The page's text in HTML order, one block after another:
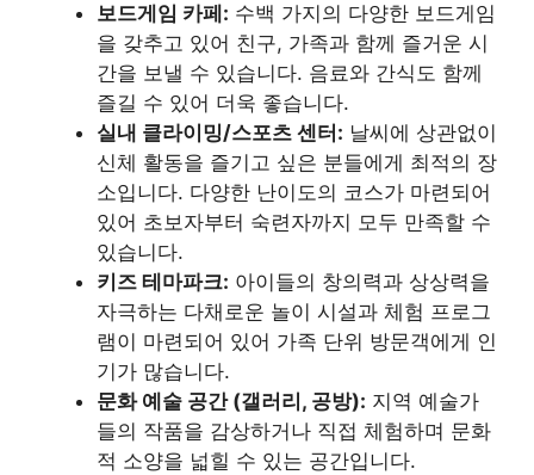
보드게임 카페: 수백 가지의 다양한 보드게임
을 갖추고 있어 친구, 가족과 함께 즐거운 시
간을 보낼 수 있습니다. 음료와 간식도 함께
즐길 수 있어 더욱 좋습니다.
실내 클라이밍/스포츠 센터: 날씨에 상관없이
신체 활동을 즐기고 싶은 분들에게 최적의 장
소입니다. 다양한 난이도의 코스가 마련되어
있어 초보자부터 숙련자까지 모두 만족할 수
있습니다.
키즈 테마파크: 아이들의 창의력과 상상력을
자극하는 다채로운 놀이 시설과 체험 프로그
램이 마련되어 있어 가족 단위 방문객에게 인
기가 많습니다.
문화 예술 공간 (갤러리, 공방): 지역 예술가
들의 작품을 감상하거나 직접 체험하며 문화
적 소양을 넓힐 수 있는 공간입니다.